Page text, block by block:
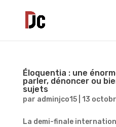
Éloquentia : une
parler, dénoncer ou
sujets
par adminjco15| 13
La demi-finale